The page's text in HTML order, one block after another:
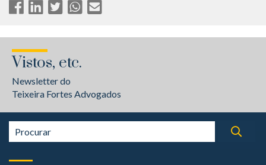
Vistos, etc.
Newsletter do
Teixeira Fortes Advogados